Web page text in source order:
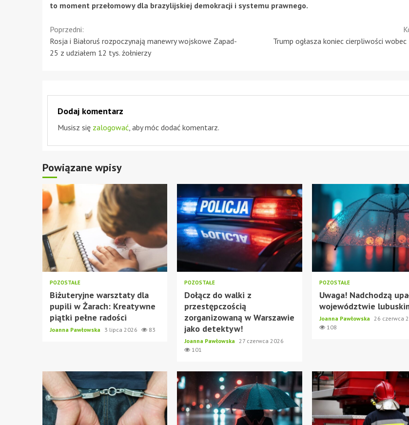
to moment przełomowy dla brazylijskiej demokracji i systemu prawnego.
Continue
Reading
Poprzedni:
Rosja i Białoruś rozpoczynają manewry wojskowe Zapad-
25 z udziałem 12 tys. żołnierzy
Trump ogłasza koniec cierpliwości
Dodaj komentarz
Musisz się zalogować, aby móc dodać komentarz.
Powiązane wpisy
POZOSTAŁE
Biżuteryjne warsztaty dla
pupili w Żarach: Kreatywne
piątki pełne radości
Joanna Pawłowska 3 lipca 2026 83
POZOSTAŁE
Dołącz do walki z
przestępczością
zorganizowaną w Warszawie
jako detektyw!
Joanna Pawłowska
27 czerwca 2026
101
POZOSTAŁE
Uwaga! Nadchodzą
województwie
Joanna Pawłowska 26 czerwca
108